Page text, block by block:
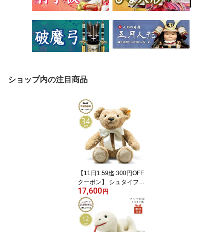
ショップ内の注目商品
【11日1:59迄 300円OFF
クーポン】 シュタイフ st
eiff シュタイフ社製 テデ
ィベア コージーイヤーベ
ア 2025 34cm ベビー プ
レゼント ギフト クリス
マス 出産御祝 ぬいぐる
17,600 円